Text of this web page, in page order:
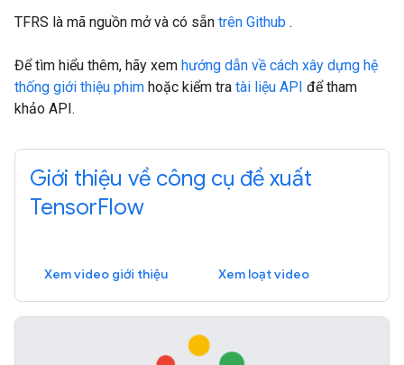
TFRS là mã nguồn mở và có sẵn trên Github .
Để tìm hiểu thêm, hãy xem hướng dẫn về cách xây dựng hệ
thống giới thiệu phim hoặc kiểm tra tài liệu API để tham
khảo API.
Giới thiệu về công cụ đề xuất
TensorFlow
Xem video giới thiệu Xem loạt video